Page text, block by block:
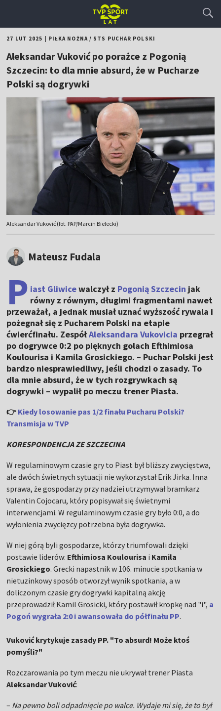
27 LUT 2025 PIŁKA NOŻNA/ STS PUCHAR POLSKI
Aleksandar Vuković po porażce z Pogonią
Szczecin: to dla mnie absurd, że w Pucharze
Polski są dogrywki
Aleksandar Vuković (fot. PAP/Marcin Bielecki)
Mateusz Fudala
P iast Gliwicewalczył z Pogonią Szczecin jak
równy z równym, długimi fragmentami nawet
przeważał, a jednak musiał uznać wyższość rywala i
pożegnał się z Pucharem Polski na etapie
ćwierćfinału. ZespółAleksandara Vukovicia przegrał
po dogrywce 0:2 po pięknych golach Efthimiosa
Koulourisa i Kamila Grosickiego. – Puchar Polski jest
bardzo niesprawiedliwy, jeśli chodzi o zasady. To
dla mnie absurd, że w tych rozgrywkach są
dogrywki – wypalił po meczu trener Piasta.
👉 Kiedy losowanie pas 1/2 finału Pucharu Polski?
Transmisja w TVP
KORESPONDENCJA ZE SZCZECINA
W regulaminowym czasie gry to Piast był bliższy zwycięstwa,
ale dwóch świetnych sytuacji nie wykorzystał Erik Jirka. Inna
sprawa, że gospodarzy przy nadziei utrzymywał bramkarz
Valentin Cojocaru, który popisywał się świetnymi
interwencjami. W regulaminowym czasie gry było 0:0, a do
wyłonienia zwycięzcy potrzebna była dogrywka.
W niej górą byli gospodarze, którzy triumfowali dzięki
postawie liderów: Efthimiosa Koulourisa i Kamila
Grosickiego. Grecki napastnik w 106. minucie spotkania w
nietuzinkowy sposób otworzył wynik spotkania, a w
doliczonym czasie gry dogrywki kapitalną akcję
przeprowadził Kamil Grosicki, który postawił kropkę nad "i", a
Pogoń wygrała 2:0 i awansowała do półfinału PP.
Vuković krytykuje zasady PP. "To absurd! Może ktoś
pomyśli?"
Rozczarowania po tym meczu nie ukrywał trener Piasta
Aleksandar Vuković:
– Na pewno boli odpadnięcie po walce. Wydaje mi się, że to był